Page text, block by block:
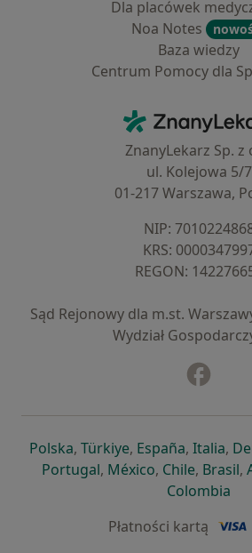
Dla placówek
Noa Notes
Baza wiedzy
Centrum Pomocy dla
ZnanyLekarz Sp. z
ul. Kolejowa 5/7
01-217 Warszawa,
NIP:
KRS:
REGON:
Sąd Rejonowy dla m.st.
Wydział
Polskaotwiera się w nowej karcie
, Türkiyeotwiera się w
, Españaotwiera
, Italia,
Portugalotwiera się w nowej
, Méxicootwiera się w
, Chileotwiera
, Brasil,
Colombia
Płatności kartą